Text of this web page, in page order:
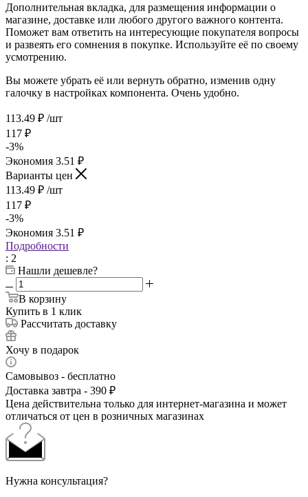
Дополнительная вкладка, для размещения информации о
магазине, доставке или любого другого важного контента.
Поможет вам ответить на интересующие покупателя вопросы
и развеять его сомнения в покупке. Используйте её по своему
усмотрению.
Вы можете убрать её или вернуть обратно, изменив одну
галочку в настройках компонента. Очень удобно.
113.49 ₽ /шт
117 ₽
-3%
Экономия 3.51 ₽
Варианты цен
113.49 ₽ /шт
117 ₽
-3%
Экономия 3.51 ₽
Подробности
: 2
Нашли дешевле?
В корзину
Купить в 1 клик
Рассчитать доставку
Хочу в подарок
Самовывоз - бесплатно
Доставка завтра - 390 ₽
Цена действительна только для интернет-магазина и может
отличаться от цен в розничных магазинах
Нужна консультация?